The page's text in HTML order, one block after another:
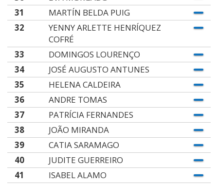
31
MARTÍN BELDA PUIG
32
YENNY ARLETTE HENRÍQUEZ
COFRÉ
33
DOMINGOS LOURENÇO
34
JOSÉ AUGUSTO ANTUNES
35
HELENA CALDEIRA
36
ANDRE TOMAS
37
PATRÍCIA FERNANDES
38
JOÃO MIRANDA
39
CATIA SARAMAGO
40
JUDITE GUERREIRO
41
ISABEL ALAMO